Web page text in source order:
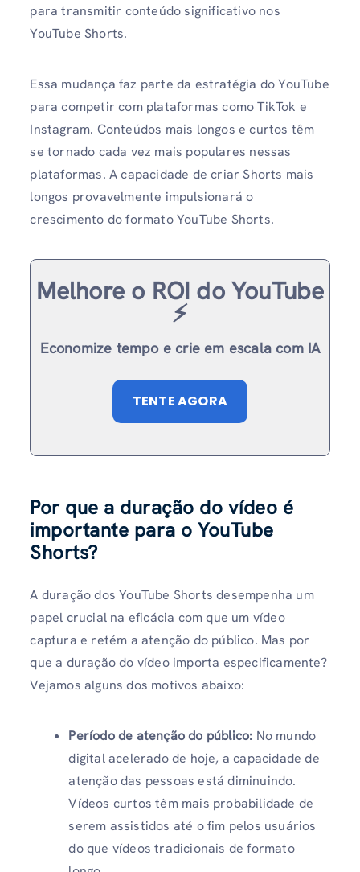
para transmitir conteúdo significativo nos
YouTube Shorts.
Essa mudança faz parte da estratégia do YouTube
para competir com plataformas como TikTok e
Instagram. Conteúdos mais longos e curtos têm
se tornado cada vez mais populares nessas
plataformas. A capacidade de criar Shorts mais
longos provavelmente impulsionará o
crescimento do formato YouTube Shorts.
Melhore o ROI do YouTube
⚡️
Economize tempo e crie em escala com IA
TENTE AGORA
Por que a duração do vídeo é
importante para o YouTube
Shorts?
A duração dos YouTube Shorts desempenha um
papel crucial na eficácia com que um vídeo
captura e retém a atenção do público. Mas por
que a duração do vídeo importa especificamente?
Vejamos alguns dos motivos abaixo:
Período de atenção do público: No mundo
digital acelerado de hoje, a capacidade de
atenção das pessoas está diminuindo.
Vídeos curtos têm mais probabilidade de
serem assistidos até o fim pelos usuários
do que vídeos tradicionais de formato